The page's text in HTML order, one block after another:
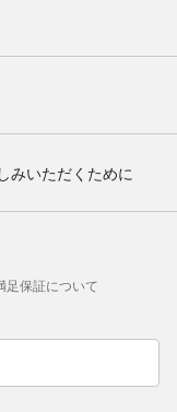
みいただくために
足保証について